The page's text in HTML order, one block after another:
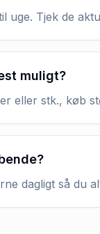
uge. Tjek de
muligt?
eller stk., køb
dagligt så du